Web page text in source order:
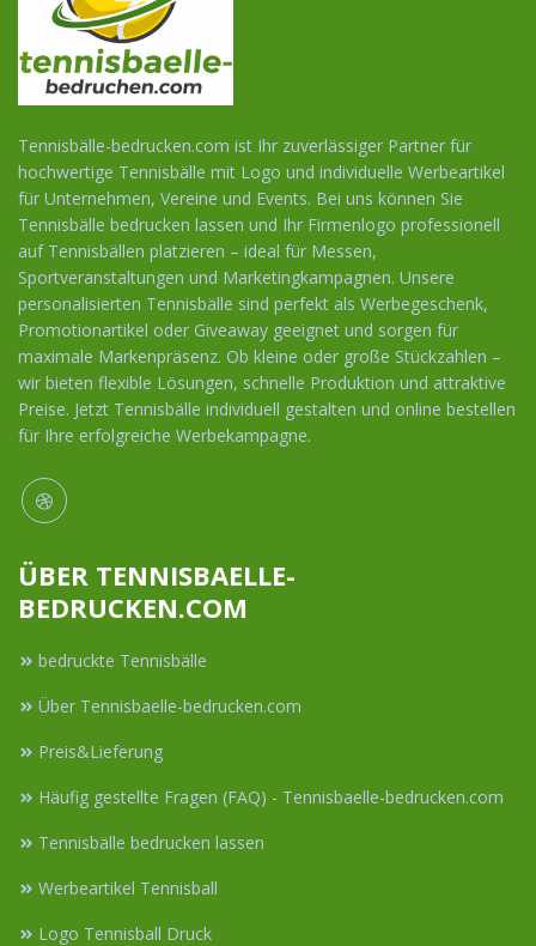
Tennisbälle-bedrucken.com ist Ihr zuverlässiger Partner für
hochwertige Tennisbälle mit Logo und individuelle Werbeartikel
für Unternehmen, Vereine und Events. Bei uns können Sie
Tennisbälle bedrucken lassen und Ihr Firmenlogo professionell
auf Tennisbällen platzieren – ideal für Messen,
Sportveranstaltungen und Marketingkampagnen. Unsere
personalisierten Tennisbälle sind perfekt als Werbegeschenk,
Promotionartikel oder Giveaway geeignet und sorgen für
maximale Markenpräsenz. Ob kleine oder große Stückzahlen –
wir bieten flexible Lösungen, schnelle Produktion und attraktive
Preise. Jetzt Tennisbälle individuell gestalten und online bestellen
für Ihre erfolgreiche Werbekampagne.
ÜBER TENNISBAELLE-
BEDRUCKEN.COM
bedruckte Tennisbälle
Über Tennisbaelle-bedrucken.com
Preis&Lieferung
Häufig gestellte Fragen (FAQ) - Tennisbaelle-bedrucken.com
Tennisbälle bedrucken lassen
Werbeartikel Tennisball
Logo Tennisball Druck